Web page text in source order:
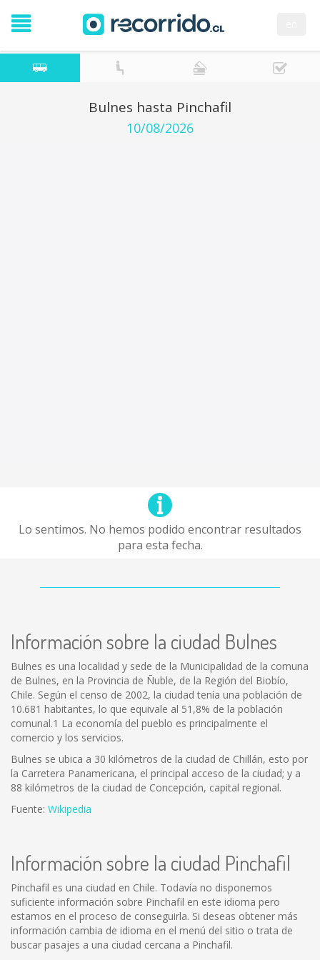
Bulnes hasta Pinchafil
10/08/2026
Lo sentimos. No hemos podido encontrar resultados
para esta fecha.
Información sobre la ciudad Bulnes
Bulnes es una localidad y sede de la Municipalidad de la comuna
de Bulnes, en la Provincia de Ñuble, de la Región del Biobío,
Chile. Según el censo de 2002, la ciudad tenía una población de
10.681 habitantes, lo que equivale al 51,8% de la población
comunal.1 La economía del pueblo es principalmente el
comercio y los servicios.
Bulnes se ubica a 30 kilómetros de la ciudad de Chillán, esto por
la Carretera Panamericana, el principal acceso de la ciudad; y a
88 kilómetros de la ciudad de Concepción, capital regional.
Fuente: Wikipedia
Información sobre la ciudad Pinchafil
Pinchafil es una ciudad en Chile. Todavía no disponemos
suficiente información sobre Pinchafil en este idioma pero
estamos en el proceso de conseguirla. Si deseas obtener más
información cambia de idioma en el menú del sitio o trata de
buscar pasajes a una ciudad cercana a Pinchafil.